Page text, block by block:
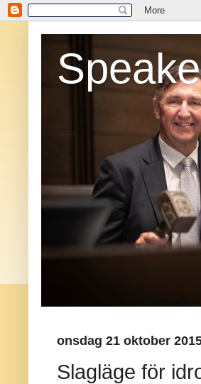
onsdag 21 oktober
Slagläge för